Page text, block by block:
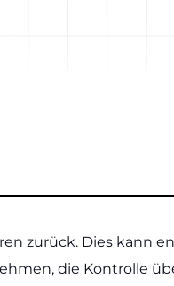
zurück. Dies kann
die Kontrolle